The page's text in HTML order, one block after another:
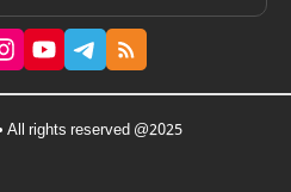
All rights reserved @2025